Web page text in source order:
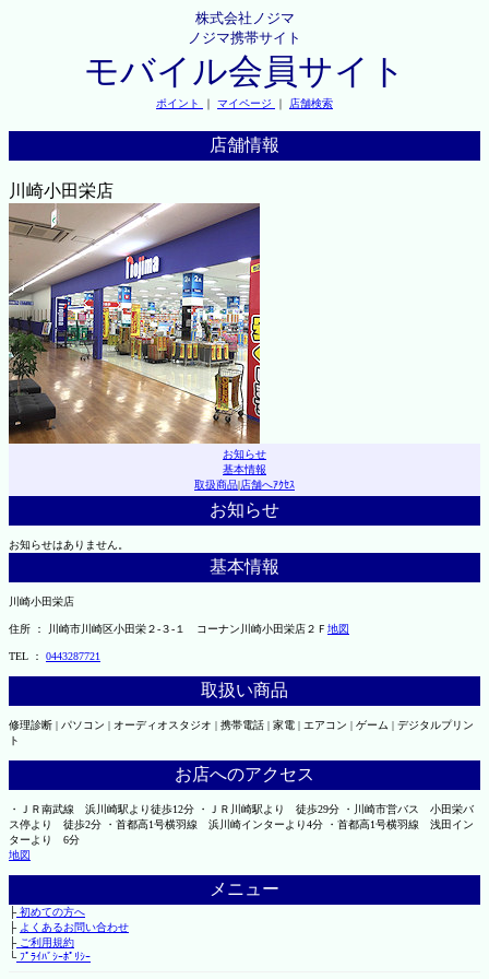
株式会社ノジマ
ノジマ携帯サイト
モバイル会員サイト
ポイント ｜ マイページ ｜ 店舗検索
店舗情報
川崎小田栄店
お知らせ
基本情報
取扱商品|店舗へｱｸｾｽ
お知らせ
お知らせはありません。
基本情報
川崎小田栄店
住所 ： 川崎市川崎区小田栄２‐３‐１ コーナン川崎小田栄店２Ｆ 地図
TEL ： 0443287721
取扱い商品
修理診断 | パソコン | オーディオスタジオ | 携帯電話 | 家電 | エアコン | ゲーム | デジタルプリン
ト
お店へのアクセス
・ＪＲ南武線 浜川崎駅より徒歩12分 ・ＪＲ川崎駅より 徒歩29分 ・川崎市営バス 小田栄バ
ス停より 徒歩2分 ・首都高1号横羽線 浜川崎インターより4分 ・首都高1号横羽線 浅田イン
ターより 6分
地図
メニュー
├初めての方へ
├ よくあるお問い合わせ
├ご利用規約
└ﾌﾟﾗｲﾊﾞｼｰﾎﾟﾘｼｰ